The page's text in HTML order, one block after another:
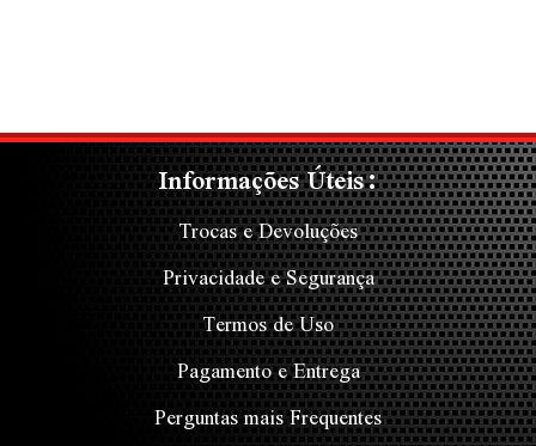
Informações Úteis:
Trocas e Devoluções
Privacidade e Segurança
Termos de Uso
Pagamento e Entrega
Perguntas mais Frequentes